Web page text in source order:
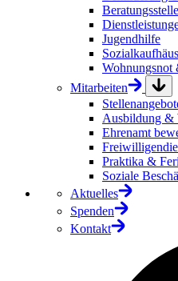
Jugendhilfe
Wohnungsnot
Mitarbeiten
Ausbildung &
Ehrenamt
Praktika &
Soziale
Aktuelles
Spenden
Kontakt